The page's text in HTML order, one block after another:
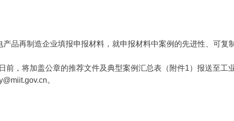
产品再制造企业填报申报材料，就申报材料中案例的先进性、可
前，将加盖公章的推荐文件及典型案例汇总表（附件1）报送至工
。